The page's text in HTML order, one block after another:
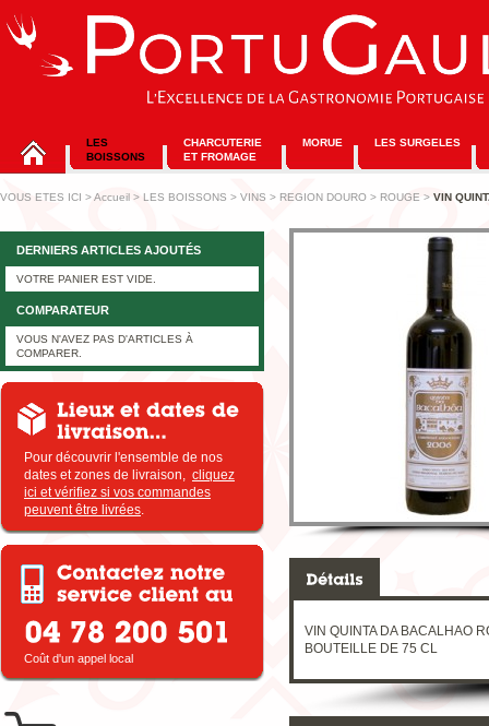
LES
BOISSONS
CHARCUTERIE
ET FROMAGE
MORUE LES SURGELES
VOUS ETES ICI >Accueil > LES BOISSONS > VINS > REGION DOURO > ROUGE > VIN
VIN QUINTA DA BACALHAO
BOUTEILLE DE 75 CL
DERNIERS ARTICLES AJOUTÉS
VOTRE PANIER EST VIDE.
COMPARATEUR
VOUS N'AVEZ PAS D'ARTICLES À
COMPARER.
Pour découvrir l'ensemble de nos
dates et zones de livraison, cliquez
ici et vérifiez si vos commandes
peuvent être livrées.
Coût d'un appel local